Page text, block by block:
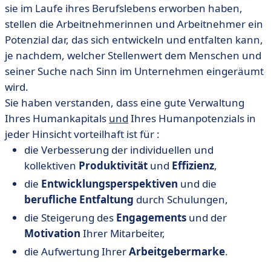
sie im Laufe ihres Berufslebens erworben haben,
stellen die Arbeitnehmerinnen und Arbeitnehmer ein
Potenzial dar, das sich entwickeln und entfalten kann,
je nachdem, welcher Stellenwert dem Menschen und
seiner Suche nach Sinn im Unternehmen eingeräumt
wird.
Sie haben verstanden, dass eine gute Verwaltung
Ihres Humankapitals und Ihres Humanpotenzials in
jeder Hinsicht vorteilhaft ist für :
die Verbesserung der individuellen und
kollektiven Produktivität und Effizienz,
die Entwicklungsperspektiven und die
berufliche Entfaltung durch Schulungen,
die Steigerung des Engagements und der
Motivation Ihrer Mitarbeiter,
die Aufwertung IhrerArbeitgebermarke.